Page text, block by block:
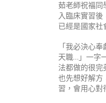
茹老師祝福同
入臨床實習
已經是國家社
「我必決心
天職… 」一字
法都做的很完
也先想好解方
習，會用心對